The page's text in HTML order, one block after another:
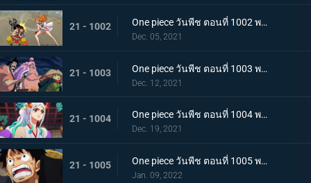
21 - 1002 One piece วันพีช ตอนที่ 1002 พากย์ไทย โชคชะตาครั้งใหม่ นามิ กับ อุลติ
Dec. 05, 2021
21 - 1003 One piece วันพีช ตอนที่ 1003 พากย์ไทย ดาบแห่งความเด็ดเดี่ยว! ปลอกดาบแดงปะทะไคโดอีกครั้ง
Dec. 12, 2021
21 - 1004 One piece วันพีช ตอนที่ 1004 พากย์ไทย ท่าที่รับสืบทอดมา ระเบิดท่าเพลงดาบลับของโอเด้ง
Dec. 19, 2021
21 - 1005 One piece วันพีช ตอนที่ 1005 พากย์ไทย อานุภาพของอสูรน้ำแข็ง กระสุนภัยโรคระบาดแบบใหม่
Jan. 09, 2022